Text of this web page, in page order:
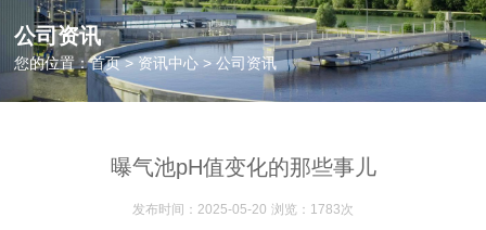
公司资讯
您的位置：首页> 资讯中心 >公司资讯
曝气池pH值变化的那些事儿
发布时间：2025-05-20 浏览：1783次